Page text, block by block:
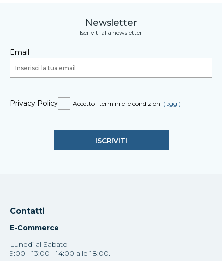
Newsletter
Iscriviti alla newsletter
Email
Privacy Policy Accetto i termini e le condizioni (leggi)
Contatti
E-Commerce
Lunedì al Sabato
9:00 - 13:00 | 14:00 alle 18:00.